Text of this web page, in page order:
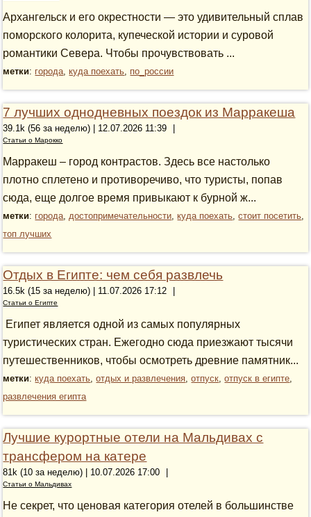
Архангельск и его окрестности — это удивительный сплав
поморского колорита, купеческой истории и суровой
романтики Севера. Чтобы прочувствовать ...
метки: города,куда поехать, по_россии
7 лучших однодневных поездок из Марракеша
39.1k (56 за неделю) | 12.07.2026 11:39
Статьи о Марокко
Марракеш – город контрастов. Здесь все настолько
плотно сплетено и противоречиво, что туристы, попав
сюда, еще долгое время привыкают к бурной ж...
метки: города,достопримечательности,куда поехать,стоит посетить,
топ лучших
Отдых в Египте: чем себя развлечь
16.5k (15 за неделю) | 11.07.2026 17:12
Статьи о Египте
Египет является одной из самых популярных
туристических стран. Ежегодно сюда приезжают тысячи
путешественников, чтобы осмотреть древние памятник...
метки:куда поехать,отдых и развлечения,отпуск,отпуск в египте,
развлечения египта
Лучшие курортные отели на Мальдивах с
трансфером на катере
81k (10 за неделю) | 10.07.2026 17:00
Статьи о Мальдивах
Не секрет, что ценовая категория отелей в большинстве